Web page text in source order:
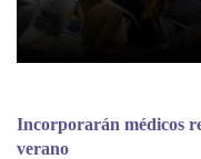
Incorporarán médicos
verano